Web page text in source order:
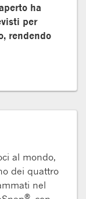
ha
per
rendendo
al mondo,
dei quattro
nel
®